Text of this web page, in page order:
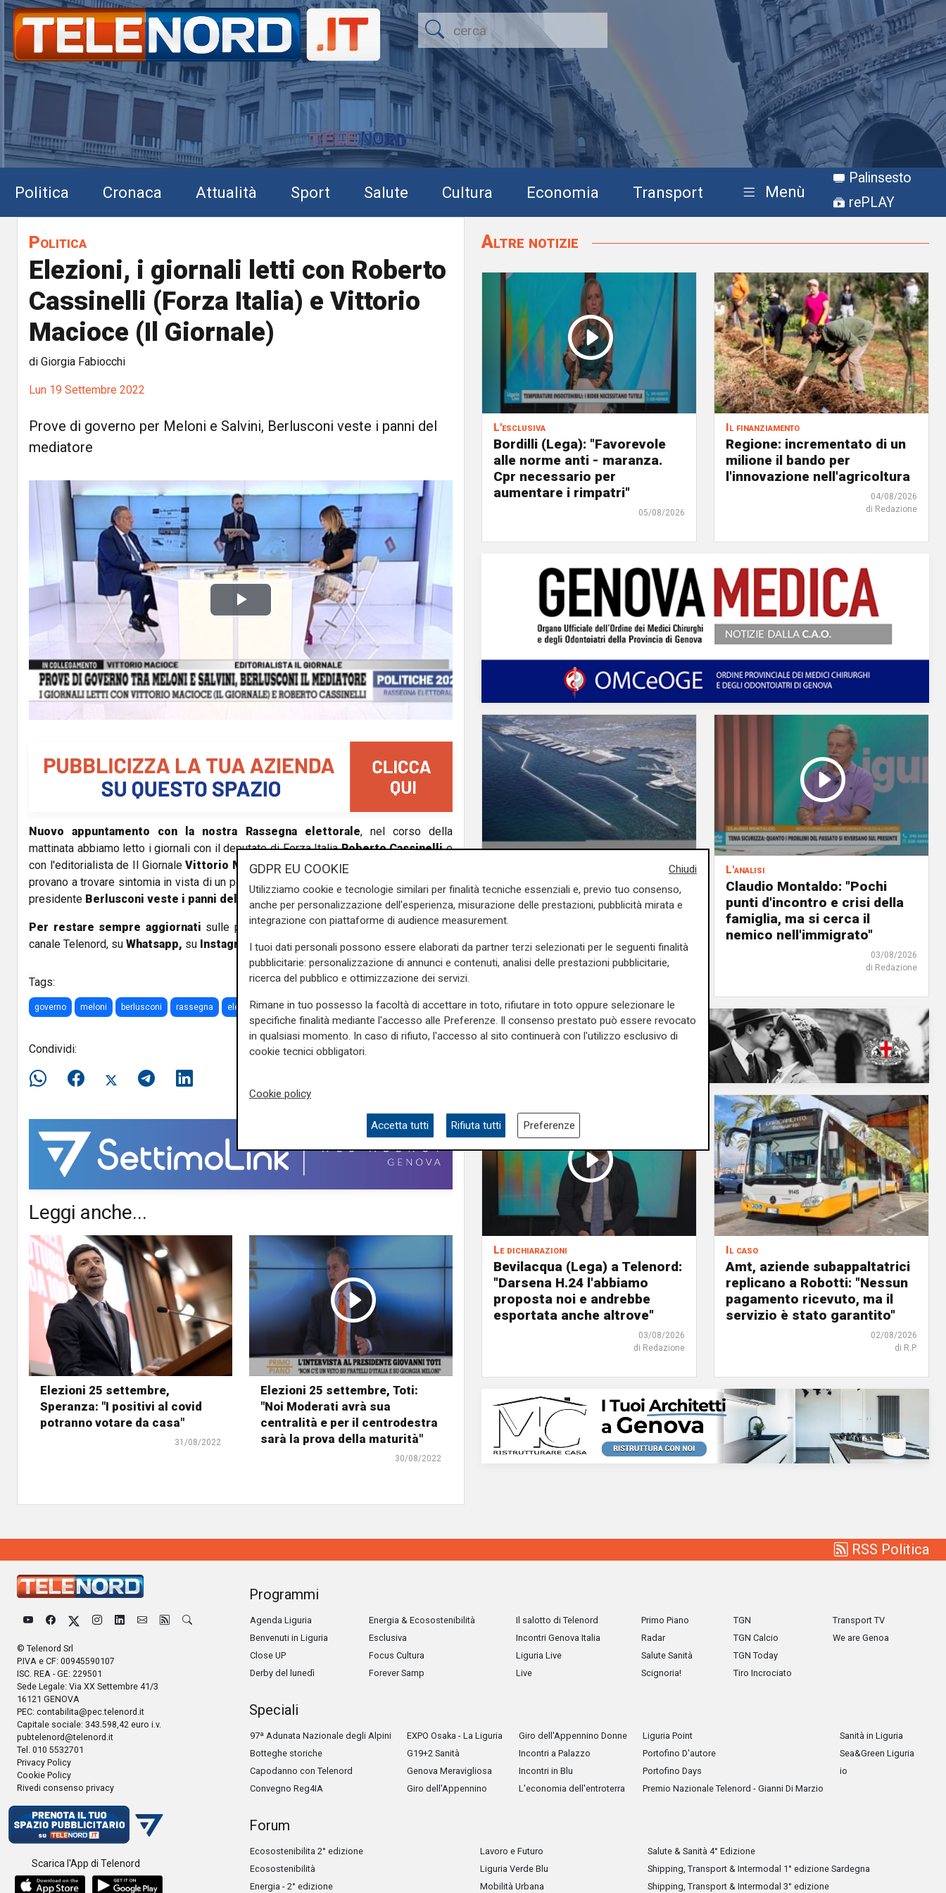
Politica Cronaca Attualità Sport Salute Cultura Economia Transport Menù
Palinsesto
rePLAY
Politica
Elezioni, i giornali letti con Roberto
Cassinelli (Forza Italia) e Vittorio
Macioce (Il Giornale)
di Giorgia Fabiocchi
Lun 19 Settembre 2022
Prove di governo per Meloni e Salvini, Berlusconi veste i panni del
mediatore
P
a
i
e
o
Nuovo appuntamento con la nostra Rassegna elettorale, nel corso della
mattinata abbiamo letto i giornali con il deputato di Forza ItaliaRoberto Cassinellie
con l'editorialista de Il GiornaleVittorio Macioce. Se da una parte
provano a trovare sintomia in vista di un possibile governo di centrodestra, dall'altra il
presidente Berlusconi veste i panni del mediatore
Per restare sempre aggiornati sulle principali notizie sulla Liguria seguiteci sul
canale Telenord, su Whatsapp, su Instagram ,su Youtubee suFacebook.
Tags:
governo meloni berlusconi rassegna elettorale forza italia Il Giornale
Condividi:
Leggi anche...
Elezioni 25 settembre,
Speranza: "I positivi al covid
potranno votare da casa"
31/08/2022
Elezioni 25 settembre, Toti:
"Noi Moderati avrà sua
centralità e per il centrodestra
sarà la prova della maturità"
30/08/2022
Altre notizie
L'esclusiva
Bordilli (Lega): "Favorevole
alle norme anti - maranza.
Cpr necessario per
aumentare i rimpatri"
05/08/2026
Il finanziamento
Regione: incrementato di un
milione il bando per
l'innovazione nell'agricoltura
04/08/2026
di Redazione
Nuova diga, Orlando (PD): "I
cittadini meritano
informazioni trasparenti e
di Redazione
L'analisi
Claudio Montaldo: "Pochi
punti d'incontro e crisi della
famiglia, ma si cerca il
nemico nell'immigrato"
03/08/2026
di Redazione
Le dichiarazioni
Bevilacqua (Lega) a Telenord:
"Darsena H.24 l'abbiamo
proposta noi e andrebbe
esportata anche altrove"
03/08/2026
di Redazione
Il caso
Amt, aziende subappaltatrici
replicano a Robotti: "Nessun
pagamento ricevuto, ma il
servizio è stato garantito"
02/08/2026
di R.P.
RSS Politica
© Telenord Srl
P.IVA e CF: 00945590107
ISC. REA - GE: 229501
Sede Legale: Via XX Settembre 41/3
16121 GENOVA
PEC: contabilita@pec.telenord.it
Capitale sociale: 343.598,42 euro i.v.
pubtelenord@telenord.it
Tel. 010 5532701
Privacy Policy
Cookie Policy
Rivedi consenso privacy
Scarica l'App di Telenord
Programmi
Agenda Liguria
Benvenuti in Liguria
Close UP
Derby del lunedì
Energia & Ecosostenibilità
Esclusiva
Focus Cultura
Forever Samp
Il salotto di Telenord
Incontri Genova Italia
Liguria Live
Live
Primo Piano
Radar
Salute Sanità
Scignoria!
TGN
TGN Calcio
TGN Today
Tiro Incrociato
Transport TV
We are Genoa
Speciali
97ª Adunata Nazionale degli Alpini
Botteghe storiche
Capodanno con Telenord
Convegno Reg4IA
EXPO Osaka - La Liguria
G19+2 Sanità
Genova Meravigliosa
Giro dell'Appennino
Giro dell'Appennino Donne
Incontri a Palazzo
Incontri in Blu
L'economia dell'entroterra
Liguria Point
Portofino D'autore
Portofino Days
Premio Nazionale Telenord - Gianni Di Marzio
Sanità in Liguria
Sea&Green Liguria
io
Forum
Ecosostenibilita 2° edizione
Ecosostenibilità
Energia - 2° edizione
Lavoro e Futuro
Liguria Verde Blu
Mobilità Urbana
Salute & Sanità 4° Edizione
Shipping, Transport & Intermodal 1° edizione Sardegna
Shipping, Transport & Intermodal 3° edizione
Chiudi
GDPR EU COOKIE
Utilizziamo cookie e tecnologie similari per finalità tecniche essenziali e, previo tuo consenso,
anche per personalizzazione dell'esperienza, misurazione delle prestazioni, pubblicità mirata e
integrazione con piattaforme di audience measurement.
I tuoi dati personali possono essere elaborati da partner terzi selezionati per le seguenti finalità
pubblicitarie: personalizzazione di annunci e contenuti, analisi delle prestazioni pubblicitarie,
ricerca del pubblico e ottimizzazione dei servizi.
Rimane in tuo possesso la facoltà di accettare in toto, rifiutare in toto oppure selezionare le
specifiche finalità mediante l'accesso alle Preferenze. Il consenso prestato può essere revocato
in qualsiasi momento. In caso di rifiuto, l'accesso al sito continuerà con l'utilizzo esclusivo di
cookie tecnici obbligatori.
Cookie policy
Accetta tutti Rifiuta tutti Preferenze